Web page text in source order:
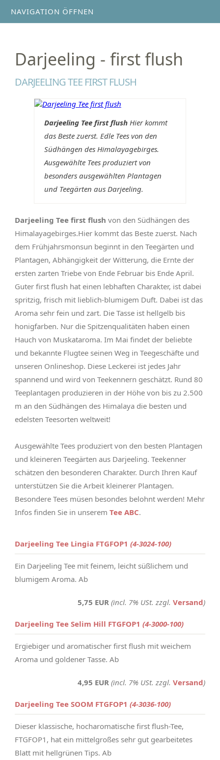
NAVIGATION ÖFFNEN
Darjeeling - first flush
DARJEELING TEE FIRST FLUSH
Darjeeling Tee first flushHier kommt
das Beste zuerst. Edle Tees von den
Südhängen des Himalayagebirges.
Ausgewählte Tees produziert von
besonders ausgewählten Plantagen
und Teegärten aus Darjeeling.
Darjeeling Tee first flush von den Südhängen des
Himalayagebirges.Hier kommt das Beste zuerst. Nach
dem Frühjahrsmonsun beginnt in den Teegärten und
Plantagen, Abhängigkeit der Witterung, die Ernte der
ersten zarten Triebe von Ende Februar bis Ende April.
Guter first flush hat einen lebhaften Charakter, ist dabei
spritzig, frisch mit lieblich-blumigem Duft. Dabei ist das
Aroma sehr fein und zart. Die Tasse ist hellgelb bis
honigfarben. Nur die Spitzenqualitäten haben einen
Hauch von Muskataroma. Im Mai findet der beliebte
und bekannte Flugtee seinen Weg in Teegeschäfte und
unseren Onlineshop. Diese Leckerei ist jedes Jahr
spannend und wird von Teekennern geschätzt. Rund 80
Teeplantagen produzieren in der Höhe von bis zu 2.500
m an den Südhängen des Himalaya die besten und
edelsten Teesorten weltweit!
Ausgewählte Tees produziert von den besten Plantagen
und kleineren Teegärten aus Darjeeling. Teekenner
schätzen den besonderen Charakter. Durch Ihren Kauf
unterstützen Sie die Arbeit kleinerer Plantagen.
Besondere Tees müsen besondes belohnt werden! Mehr
Infos finden Sie in unserem Tee ABC.
Darjeeling Tee Lingia FTGFOP1 (4-3024-100)
Ein Darjeeling Tee mit feinem, leicht süßlichem und
blumigem Aroma. Ab
5,75 EUR (incl. 7% USt. zzgl. Versand)
Darjeeling Tee Selim Hill FTGFOP1 (4-3000-100)
Ergiebiger und aromatischer first flush mit weichem
Aroma und goldener Tasse. Ab
4,95 EUR (incl. 7% USt. zzgl. Versand)
Darjeeling Tee SOOM FTGFOP1 (4-3036-100)
Dieser klassische, hocharomatische first flush-Tee,
FTGFOP1, hat ein mittelgroßes sehr gut gearbeitetes
Blatt mit hellgrünen Tips. Ab